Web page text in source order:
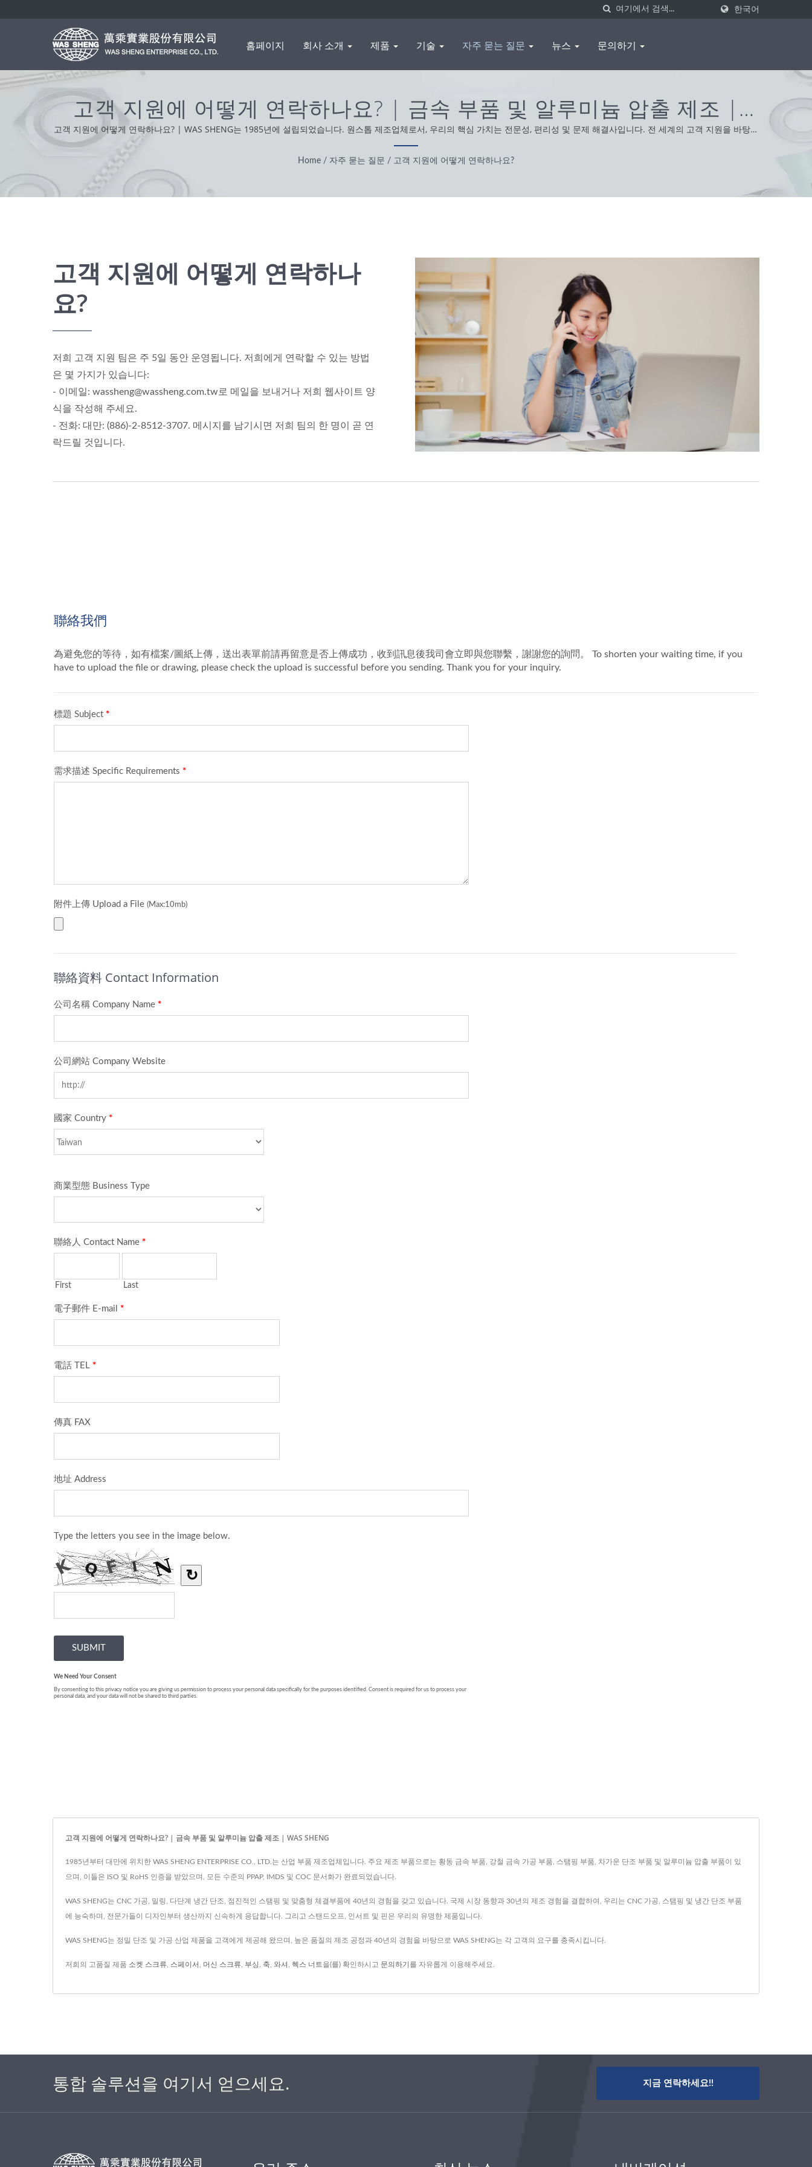
한국어
홈페이지 회사 소개 제품 기술 자주 묻는 질문 뉴스 문의하기
고객 지원에 어떻게 연락하나요? | 금속 부품 및 알루미늄 압출 제조 |
WAS SHENG
고객 지원에 어떻게 연락하나요? | WAS SHENG는 1985년에 설립되었습니다. 원스톱 제조업체로서, 우리의 핵심 가치는 전문성, 편리성 및 문제 해결사입니다. 전 세계의 고객 지원을 바탕으
로, 우리는 정직하고 실용적이며 신뢰할 수 있는 태도로 최고의 서비스와 제품을 제공합니다.
Home / 자주 묻는 질문 / 고객 지원에 어떻게 연락하나요?
고객 지원에 어떻게 연락하나
요?
저희 고객 지원 팀은 주 5일 동안 운영됩니다. 저희에게 연락할 수 있는 방법
은 몇 가지가 있습니다:
- 이메일: wassheng@wassheng.com.tw로 메일을 보내거나 저희 웹사이트 양
식을 작성해 주세요.
- 전화: 대만: (886)-2-8512-3707. 메시지를 남기시면 저희 팀의 한 명이 곧 연
락드릴 것입니다.
고객 지원에 어떻게 연락하나요? | 금속 부품 및 알루미늄 압출 제조 | WAS SHENG
1985년부터 대만에 위치한 WAS SHENG ENTERPRISE CO., LTD.는 산업 부품 제조업체입니다. 주요 제조 부품으로는 황동 금속 부품, 강철 금속 가공 부품, 스탬핑 부품, 차가운 단조 부품 및 알루미늄 압출 부품이 있
으며, 이들은 ISO 및 RoHS 인증을 받았으며, 모든 수준의 PPAP, IMDS 및 COC 문서화가 완료되었습니다.
WAS SHENG는 CNC 가공, 밀링, 다단계 냉간 단조, 점진적인 스탬핑 및 맞춤형 체결부품에 40년의 경험을 갖고 있습니다. 국제 시장 동향과 30년의 제조 경험을 결합하여, 우리는 CNC 가공, 스탬핑 및 냉간 단조 부품
에 능숙하며, 전문가들이 디자인부터 생산까지 신속하게 응답합니다. 그리고 스탠드오프, 인서트 및 핀은 우리의 유명한 제품입니다.
WAS SHENG는 정밀 단조 및 가공 산업 제품을 고객에게 제공해 왔으며, 높은 품질의 제조 공정과 40년의 경험을 바탕으로 WAS SHENG는 각 고객의 요구를 충족시킵니다.
저희의 고품질 제품 소켓 스크류 스페이서 머신 스크류 부싱 축 와셔 헥스 너트 을(를) 확인하시고 문의하기 를 자유롭게 이용해주세요.
통합 솔루션을 여기서 얻으세요. 지금 연락하세요!!